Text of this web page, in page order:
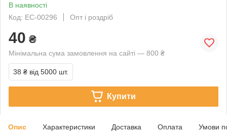
В наявності
Код: EC-00296
Опт і роздріб
40 ₴
Мінімальна сума замовлення на сайті — 800 ₴
38 ₴ від 5000 шт.
Купити
Опис Характеристики Доставка Оплата Умови